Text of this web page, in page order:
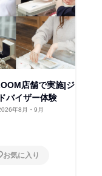
店舗で実施|ジ
バイザー体験
年8月・9月
お気に入り